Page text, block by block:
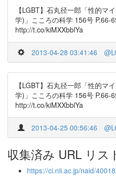
【LGBT】石丸径一郎「性的マ
学)」こころの科学 156号 P.66-
http://t.co/kiMXXbblYa
2013-04-28 03:41:46
【LGBT】石丸径一郎「性的マ
学)」こころの科学 156号 P.66-
http://t.co/kiMXXbblYa
2013-04-25 00:56:46
収集済み URL リス
https://ci.nii.ac.jp/naid/